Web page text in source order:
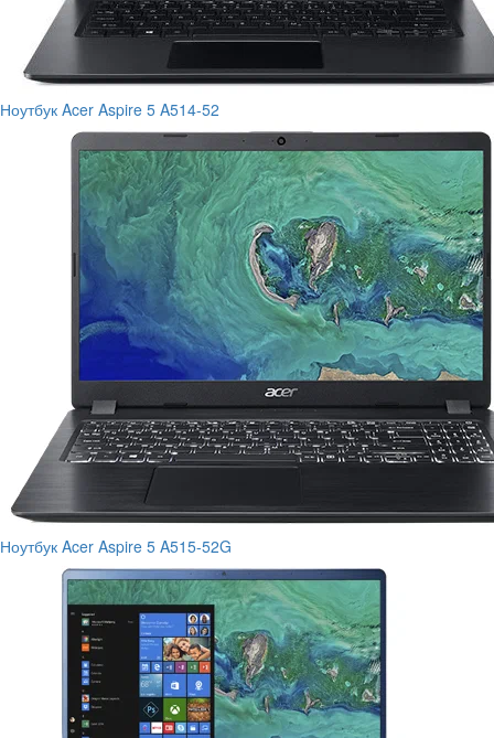
Ноутбук Acer Aspire 5 A514-52
Ноутбук Acer Aspire 5 A515-52G